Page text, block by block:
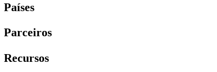
Países​​
Parceiros​​
Recursos​​